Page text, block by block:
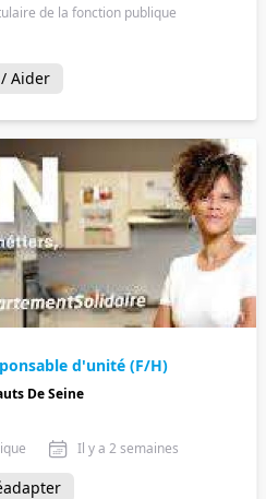
de la fonction publique
Aider
d'unité (F/H)
De Seine
Il y a 2 semaines